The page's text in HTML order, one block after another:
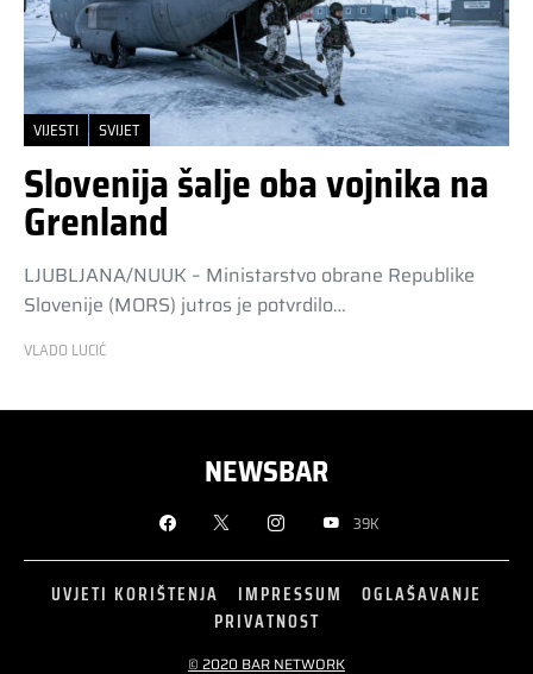
VIJESTI SVIJET
Slovenija šalje oba vojnika na
Grenland
LJUBLJANA/NUUK – Ministarstvo obrane Republike
Slovenije (MORS) jutros je potvrdilo…
VLADO LUCIĆ
NEWSBAR
39K
UVJETI KORIŠTENJA IMPRESSUM
OGLAŠAVANJE
PRIVATNOST
© 2020 BAR NETWORK